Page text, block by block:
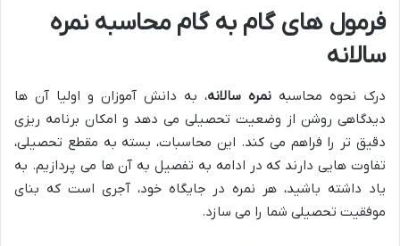
فرمول های گام به گام محاسبه نمره
سالانه
درک نحوه محاسبه نمره سالانه، به دانش آموزان و اولیا آن ها
دیدگاهی روشن از وضعیت تحصیلی می دهد و امکان برنامه ریزی
دقیق تر را فراهم می کند. این محاسبات، بسته به مقطع تحصیلی،
تفاوت هایی دارند که در ادامه به تفصیل به آن ها می پردازیم. به
یاد داشته باشید، هر نمره در جایگاه خود، آجری است که بنای
موفقیت تحصیلی شما را می سازد.